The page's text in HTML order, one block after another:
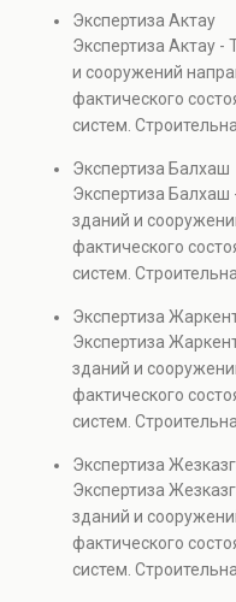
элементов и оценку
Услуга
капитальном
также при судебных
проверках.
Экспертиза Актау
Экспертиза Актау -
и сооружений
фактического
систем.
элементов и оценку
Услуга
капитальном
также при судебных
проверках.
Экспертиза Балхаш
Экспертиза Балхаш
зданий и
фактического
систем.
элементов и оценку
Услуга
капитальном
также при судебных
проверках.
Экспертиза
Экспертиза
зданий и
фактического
систем.
элементов и оценку
Услуга
капитальном
также при судебных
проверках.
Экспертиза
Экспертиза
зданий и
фактического
систем.